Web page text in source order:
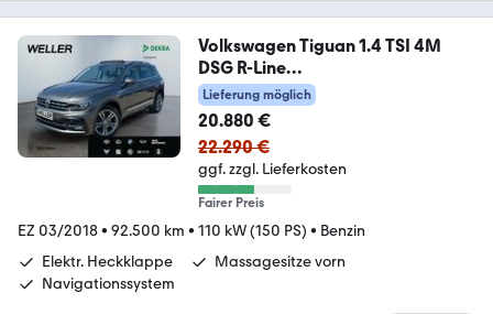
Volkswagen Tiguan 1.4 TSI 4M
DSG R-Line
*LED*Pano*SHZ*RCam*
Lieferung möglich
20.880 €
22.290 €
ggf. zzgl. Lieferkosten
Fairer Preis
EZ 03/2018• 92.500 km • 110 kW (150 PS) • Benzin
Elektr. Heckklappe
Massagesitze vorn
Navigationssystem